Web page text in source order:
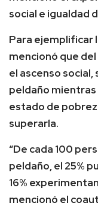
social e igualdad
Para ejemplificar
mencionó que del
el ascenso social,
peldaño mientras
estado de
superarla.
“De cada 100
peldaño, el 25%
16%
mencionó el